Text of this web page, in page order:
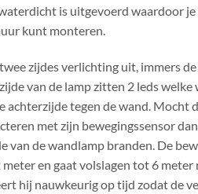
is uitgevoerd waardoor je
kunt monteren.
zijdes verlichting uit, immers
van de lamp zitten 2 leds welke
achterzijde tegen de wand. Mocht
met zijn bewegingssensor
van de wandlamp branden. De
en gaat volslagen tot 6
hij nauwkeurig op tijd zodat de